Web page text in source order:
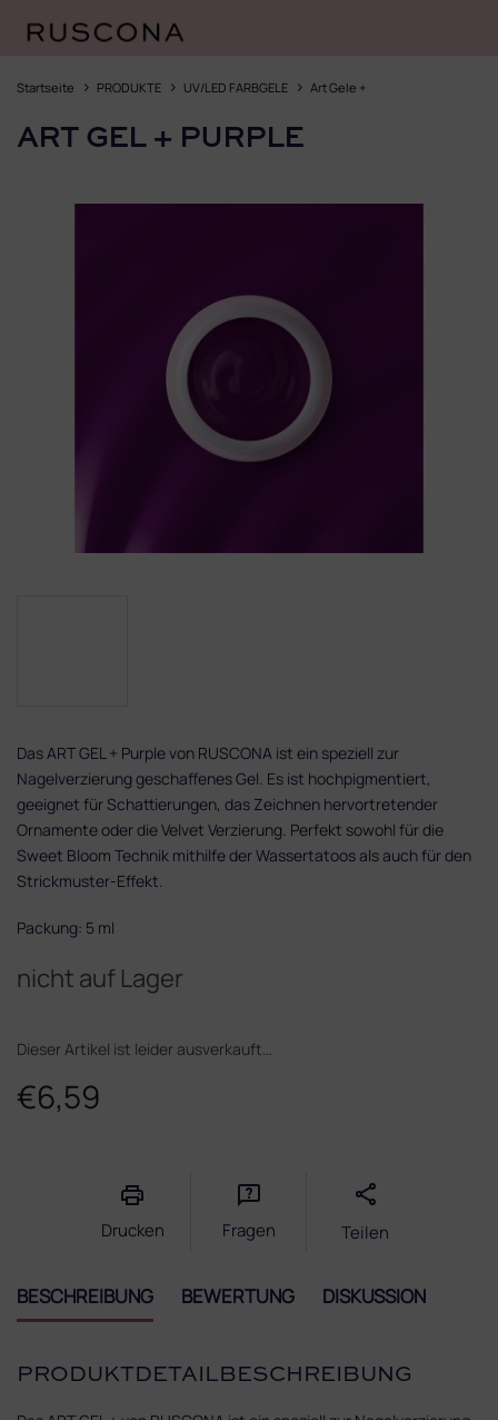
InhaltStartseite PRODUKTE UV/LED FARBGELE Art Gele +
ART GEL + PURPLE
€6,59
nicht auf Lager
Dieser Artikel ist leider ausverkauft…
Das ART GEL + Purple von RUSCONA ist ein speziell zur
Nagelverzierung geschaffenes Gel. Es ist hochpigmentiert,
geeignet für Schattierungen, das Zeichnen hervortretender
Ornamente oder die Velvet Verzierung. Perfekt sowohl für die
Sweet Bloom Technik mithilfe der Wassertatoos als auch für den
Strickmuster-Effekt.
Packung: 5 ml
Drucken Fragen Teilen
BESCHREIBUNG BEWERTUNG DISKUSSION
PRODUKTDETAILBESCHREIBUNG